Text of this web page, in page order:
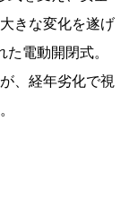
きな変化を遂げ
電動開閉式。
、経年劣化で視